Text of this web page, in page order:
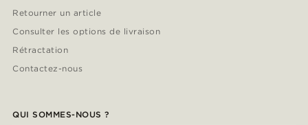
Retourner un article
Consulter les options de livraison
Rétractation
Contactez-nous
QUI SOMMES-NOUS ?